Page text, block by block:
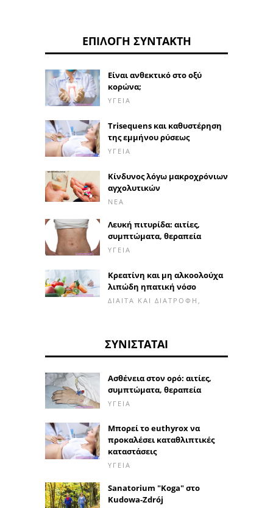
ΕΠΙΛΟΓΉ ΣΥΝΤΆΚΤΗ
Είναι ανθεκτικό στο οξύ
κορώνα;
ΥΓΕΊΑ
Trisequens και καθυστέρηση
της εμμήνου ρύσεως
ΥΓΕΊΑ
Κίνδυνος λόγω μακροχρόνιων
αγχολυτικών
ΝΈΑ
Λευκή πιτυρίδα: αιτίες,
συμπτώματα, θεραπεία
ΥΓΕΊΑ
Κρεατίνη και μη αλκοολούχα
λιπώδη ηπατική νόσο
ΔΊΑΙΤΑ ΚΑΙ ΔΙΑΤΡΟΦΉ,
ΣΥΝΙΣΤΆΤΑΙ
Ασθένεια στον ορό: αιτίες,
συμπτώματα, θεραπεία
ΥΓΕΊΑ
Μπορεί το euthyrox να
προκαλέσει καταθλιπτικές
καταστάσεις
ΥΓΕΊΑ
Sanatorium "Koga" στο
Kudowa-Zdrój